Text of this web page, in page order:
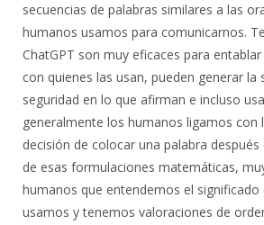
secuencias de palabras similares a las
humanos usamos para comunicarnos.
ChatGPT son muy eficaces para
con quienes las usan, pueden generar la
seguridad en lo que afirman e incluso
generalmente los humanos ligamos con
decisión de colocar una palabra
de esas formulaciones matemáticas,
humanos que entendemos el significado
usamos y tenemos valoraciones de